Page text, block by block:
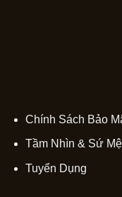
Chính Sách Bảo
Tầm Nhìn & Sứ
Tuyển Dụng